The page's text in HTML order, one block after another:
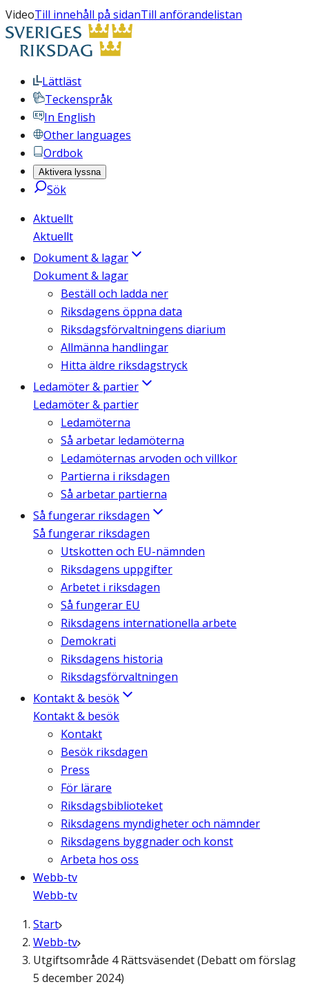
VideoTill innehåll på sidanTill anförandelistan
Lättläst
Teckenspråk
In English
Other languages
Ordbok
Aktivera lyssna
Sök
Aktuellt
Aktuellt
Dokument & lagar
Dokument & lagar
Beställ och ladda ner
Riksdagens öppna data
Riksdagsförvaltningens diarium
Allmänna handlingar
Hitta äldre riksdagstryck
Ledamöter & partier
Ledamöter & partier
Ledamöterna
Så arbetar ledamöterna
Ledamöternas arvoden och villkor
Partierna i riksdagen
Så arbetar partierna
Så fungerar riksdagen
Så fungerar riksdagen
Utskotten och EU-nämnden
Riksdagens uppgifter
Arbetet i riksdagen
Så fungerar EU
Riksdagens internationella arbete
Demokrati
Riksdagens historia
Riksdagsförvaltningen
Kontakt & besök
Kontakt & besök
Kontakt
Besök riksdagen
Press
För lärare
Riksdagsbiblioteket
Riksdagens myndigheter och nämnder
Riksdagens byggnader och konst
Arbeta hos oss
Webb-tv
Webb-tv
Start
Webb-tv
Utgiftsområde 4 Rättsväsendet (Debatt om förslag
5 december 2024)